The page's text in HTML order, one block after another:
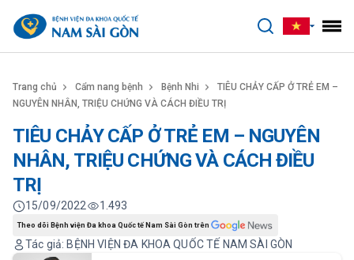
Trang chủ Cẩm nang bệnh Bệnh Nhi
TIÊU CHẢY CẤP Ở TRẺ EM –
NGUYÊN NHÂN, TRIỆU CHỨNG VÀ CÁCH ĐIỀU TRỊ
TIÊU CHẢY CẤP Ở TRẺ EM – NGUYÊN
NHÂN, TRIỆU CHỨNG VÀ CÁCH ĐIỀU
TRỊ
Tác giả: BỆNH VIỆN ĐA KHOA QUỐC TẾ NAM SÀI GÒN
15/09/2022 1.493
Theo dõi Bệnh viện Đa khoa Quốc tế Nam Sài Gòn trên